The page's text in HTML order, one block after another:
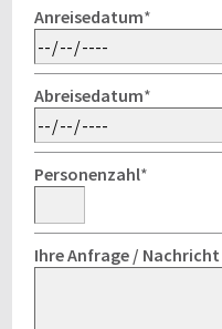
Anreisedatum*
Abreisedatum*
Personenzahl*
Ihre Anfrage / Nachricht